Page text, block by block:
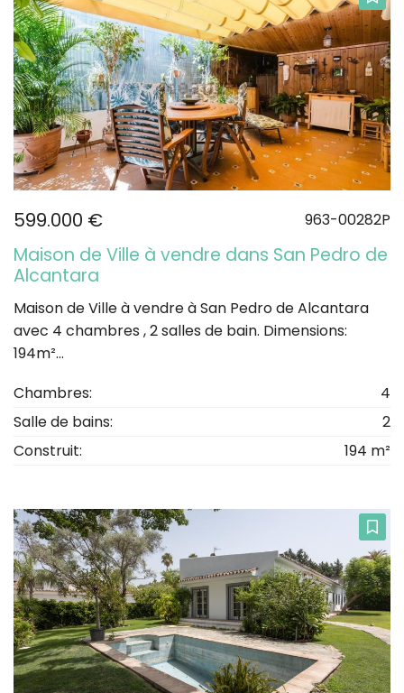
599.000 € 963-00282P
Maison de Ville à vendre dans San Pedro de
Alcantara
Maison de Ville à vendre à San Pedro de Alcantara
avec 4 chambres , 2 salles de bain. Dimensions:
194m²...
Chambres:
4
Salle de bains:
2
Construit:
194 m²